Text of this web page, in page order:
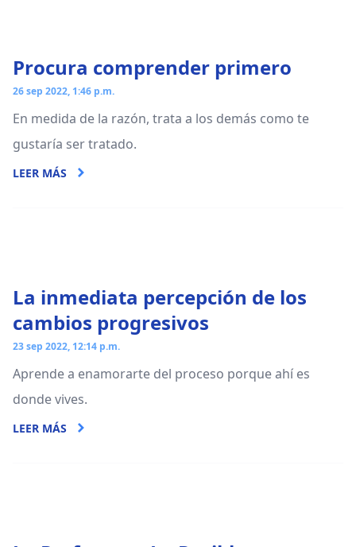
Procura comprender primero
26 sep 2022, 1:46 p.m.
En medida de la razón, trata a los demás como te
gustaría ser tratado.
LEER MÁS
La inmediata percepción de los
cambios progresivos
23 sep 2022, 12:14 p.m.
Aprende a enamorarte del proceso porque ahí es
donde vives.
LEER MÁS